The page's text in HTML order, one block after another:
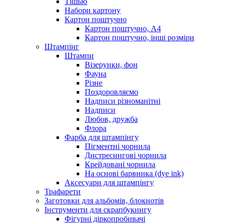
Набори картону
Картон поштучно
Картон поштучно, А4
Картон поштучно, інші розміри
Штампінг
Штампи
Візерунки, фон
Фауна
Різне
Поздоровляємо
Надписи різноманітні
Надписи
Любов, дружба
Флора
Фарба для штампінгу
Пігментні чорнила
Дистресингові чорнила
Крейдовані чорнила
На основі барвника (dye ink)
Аксесуари для штампінгу
Трафарети
Заготовки для альбомів, блокнотів
Інструменти для скрапбукингу
Фігурні діркопробивачі